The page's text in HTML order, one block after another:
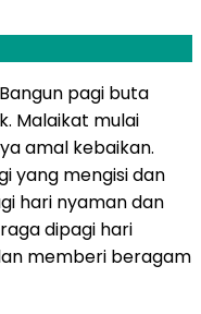
pagi buta
Malaikat mulai
amal kebaikan.
yang mengisi dan
hari nyaman dan
dipagi hari
memberi beragam